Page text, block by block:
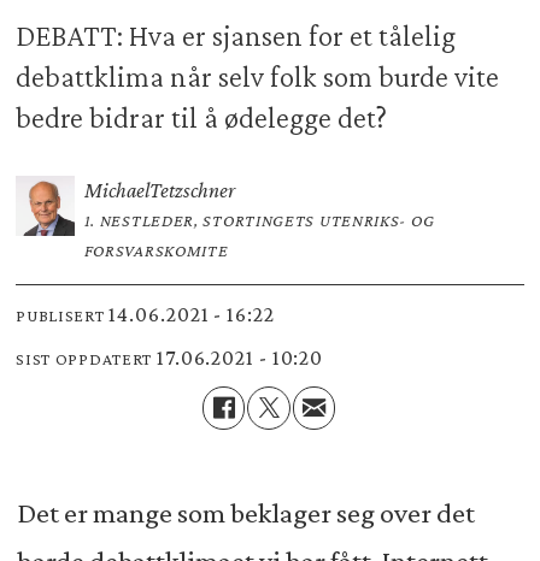
DEBATT: Hva er sjansen for et tålelig
debattklima når selv folk som burde vite
bedre bidrar til å ødelegge det?
MichaelTetzschner
1. NESTLEDER, STORTINGETS UTENRIKS- OG
FORSVARSKOMITE
PUBLISERT 14.06.2021 - 16:22
SIST OPPDATERT 17.06.2021 - 10:20
Det er mange som beklager seg over det